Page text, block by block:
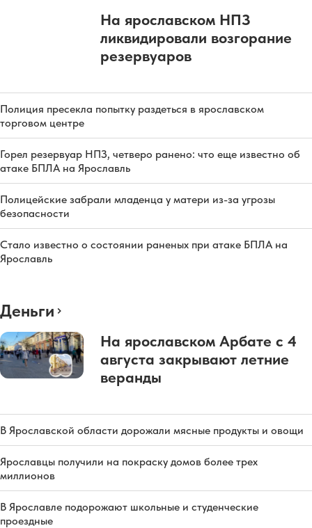
На ярославском НПЗ
ликвидировали возгорание
резервуаров
Полиция пресекла попытку раздеться в ярославском
торговом центре
Горел резервуар НПЗ, четверо ранено: что еще известно об
атаке БПЛА на Ярославль
Полицейские забрали младенца у матери из-за угрозы
безопасности
Стало известно о состоянии раненых при атаке БПЛА на
Ярославль
Деньги
На ярославском Арбате с 4
августа закрывают летние
веранды
В Ярославской области дорожали мясные продукты и овощи
Ярославцы получили на покраску домов более трех
миллионов
В Ярославле подорожают школьные и студенческие
проездные